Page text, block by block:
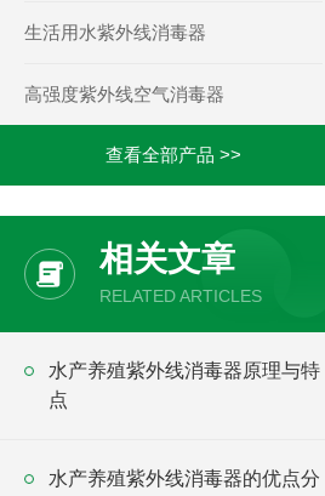
生活用水紫外线消毒器
高强度紫外线空气消毒器
查看全部产品 >>
相关文章
RELATED ARTICLES
水产养殖紫外线消毒器原理与特
点
水产养殖紫外线消毒器的优点分